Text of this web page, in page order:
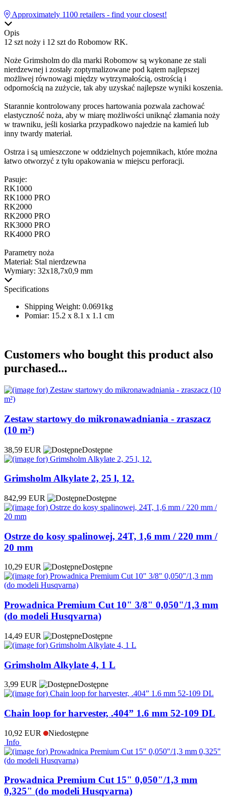
Approximately 1100 retailers - find your closest!
Opis
12 szt noży i 12 szt do Robomow RK.
Noże Grimsholm do dla marki Robomow są wykonane ze stali
nierdzewnej i zostały zoptymalizowane pod kątem najlepszej
możliwej równowagi między wytrzymałością, ostrością i
odpornością na zużycie, tak aby uzyskać najlepsze wyniki koszenia.
Starannie kontrolowany proces hartowania pozwala zachować
elastyczność noża, aby w miarę możliwości uniknąć złamania noży
w trawniku, jeśli kosiarka przypadkowo najedzie na kamień lub
inny twardy materiał.
Ostrza i są umieszczone w oddzielnych pojemnikach, które można
łatwo otworzyć z tyłu opakowania w miejscu perforacji.
Pasuje:
RK1000
RK1000 PRO
RK2000
RK2000 PRO
RK3000 PRO
RK4000 PRO
Parametry noża
Materiał: Stal nierdzewna
Wymiary: 32x18,7x0,9 mm
Specifications
Shipping Weight: 0.0691kg
Pomiar: 15.2 x 8.1 x 1.1 cm
Customers who bought this product also
purchased...
Zestaw startowy do mikronawadniania - zraszacz
(10 m²)
38,59 EUR Dostępne
Grimsholm Alkylate 2, 25 l, 12.
842,99 EUR Dostępne
Ostrze do kosy spalinowej, 24T, 1,6 mm / 220 mm /
20 mm
10,29 EUR Dostępne
Prowadnica Premium Cut 10" 3/8" 0,050"/1,3 mm
(do modeli Husqvarna)
14,49 EUR Dostępne
Grimsholm Alkylate 4, 1 L
3,99 EUR Dostępne
Chain loop for harvester, .404” 1.6 mm 52-109 DL
10,92 EUR
Niedostępne
Info
Prowadnica Premium Cut 15" 0,050"/1,3 mm
0,325" (do modeli Husqvarna)